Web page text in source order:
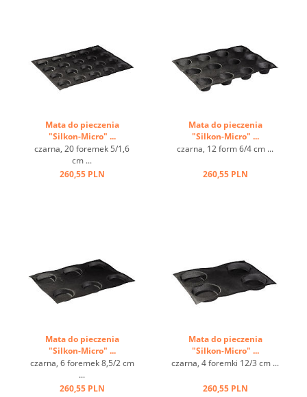
Mata do pieczenia
"Silkon-Micro" ...
czarna, 20 foremek 5/1,6
cm ...
260,55 PLN
Mata do pieczenia
"Silkon-Micro" ...
czarna, 12 form 6/4 cm ...
260,55 PLN
Mata do pieczenia
"Silkon-Micro" ...
czarna, 6 foremek 8,5/2 cm
...
260,55 PLN
Mata do pieczenia
"Silkon-Micro" ...
czarna, 4 foremki 12/3 cm ...
260,55 PLN